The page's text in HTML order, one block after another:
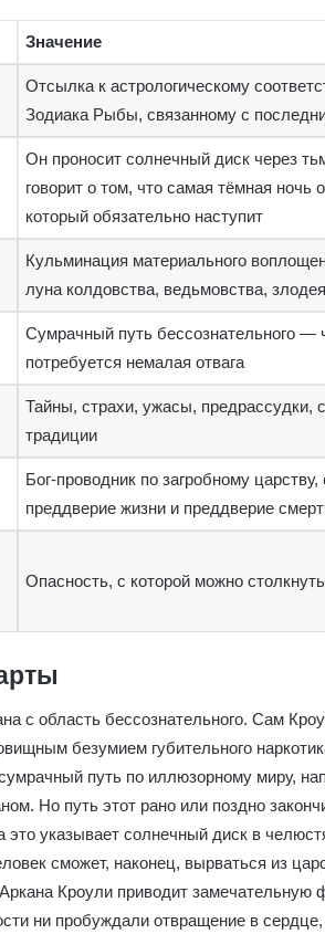
Значение
Отсылка к астрологическому
Зодиака Рыбы, связанному с
Он проносит солнечный диск через
говорит о том, что самая тёмная ночь
который обязательно наступит
Кульминация материального
луна колдовства, ведьмовства,
Сумрачный путь бессознательного —
потребуется немалая отвага
Тайны, страхи, ужасы, предрассудки,
традиции
Бог-проводник по загробному
преддверие жизни и преддверие
Опасность, с которой можно
с область бессознательного. Сам
безумием губительного
путь по иллюзорному миру,
Но путь этот рано или поздно
указывает солнечный диск в
сможет, наконец, вырваться из
Кроули приводит замечательную
ни пробуждали отвращение в
колоды Серебряное
Таро
р
я
к
о
л
ы
Т